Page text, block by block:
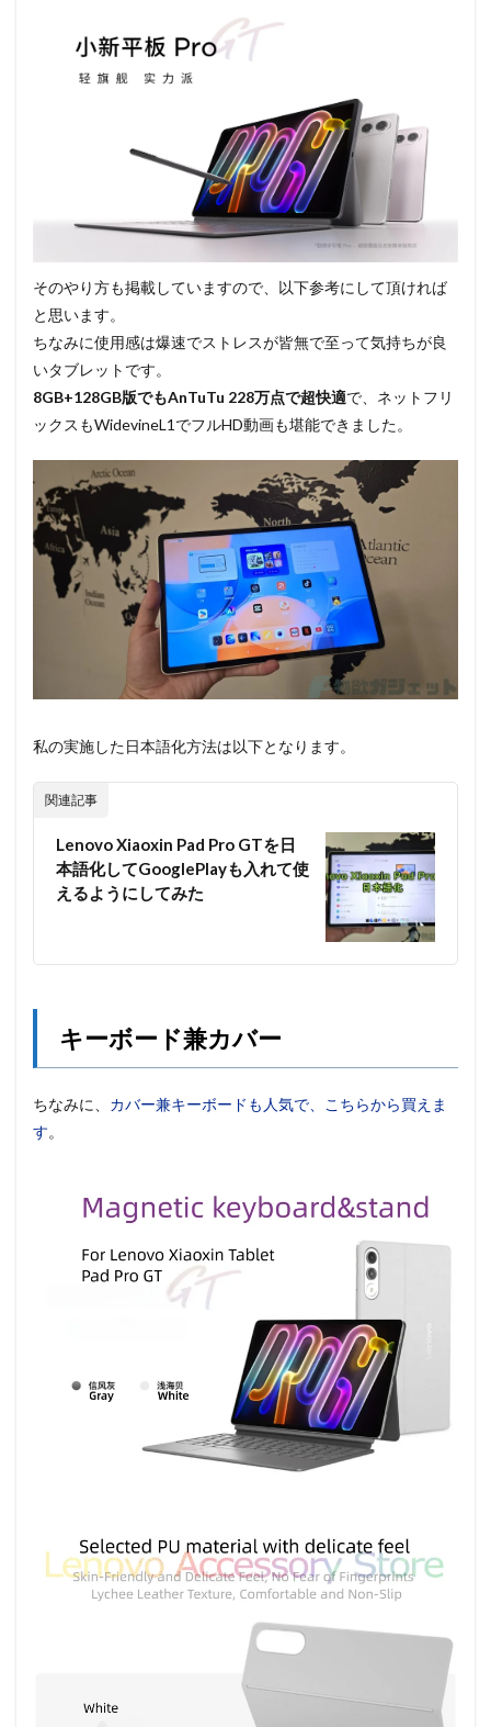
そのやり方も掲載していますので、以下参考にして頂ければ
と思います。
ちなみに使用感は爆速でストレスが皆無で至って気持ちが良
いタブレットです。
8GB+128GB版でもAnTuTu 228万点で超快適で、ネットフリ
ックスもWidevineL1でフルHD動画も堪能できました。
私の実施した日本語化方法は以下となります。
関連記事
Lenovo Xiaoxin Pad Pro GTを日
本語化してGooglePlayも入れて使
えるようにしてみた
キーボード兼カバー
ちなみに、 カバー兼キーボードも人気で、こちらから買えま
す。